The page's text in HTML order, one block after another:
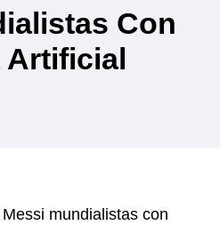
Con
Artificial